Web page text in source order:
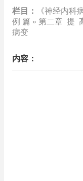
栏目：
《神经内科
例 篇 » 第二章 提
病变
内容：